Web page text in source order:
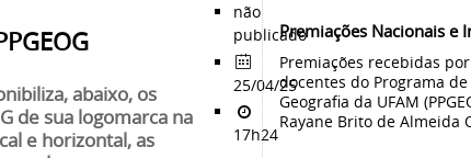
abaixo, os
de sua logomarca na
e horizontal, as
não
publicado
25/04/25
17h24
Premiações Nacionais e
Premiações recebidas
docentes do Programa
Geografia da UFAM
Rayane Brito de Almeida